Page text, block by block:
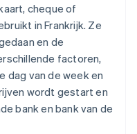
cheque of
in Frankrijk. Ze
en de
factoren,
dag van de week en
wordt gestart en
bank en bank van de